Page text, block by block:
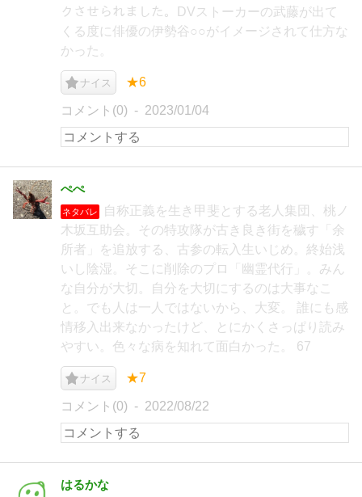
クさせられました。DVストーカーの武藤が出て
くる度に俳優の伊勢谷○○がイメージされて仕方な
かった。
ナイス ★6
コメント(0) 2023/01/04
ぺぺ
ネタバレ
自称正義を生き甲斐とする老人集団、桃ノ
木坂互助会。その特攻隊が古き良き街を穢す「余
所者」を追放する、古参の転入生いじめ。終始浅
いし陰湿。そこに削除のプロ「幽霊代行」。みん
な自分が大切。自分を大切にするのは大事なこ
と。でも人は一人ではないから、大変。 誰にも感
情移入出来なかったけど、とにかくさっぱり読み
やすい。色々な病を知れて面白かった。 67
ナイス ★7
コメント(0) 2022/08/22
はるかな